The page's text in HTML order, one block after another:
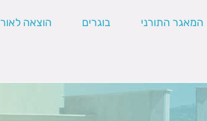
המאגר התורני בוגרים הוצאה לאור